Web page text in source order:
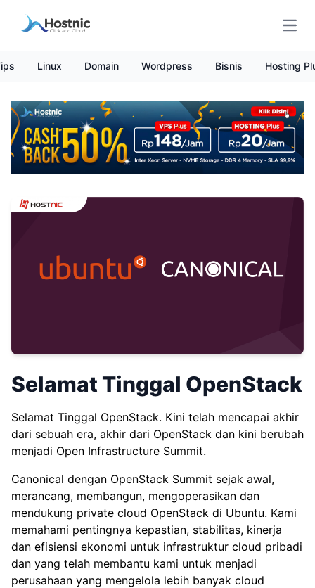
Linux Domain Wordpress Bisnis Hosting
Selamat Tinggal OpenStack
Selamat Tinggal OpenStack. Kini telah mencapai akhir
dari sebuah era, akhir dari OpenStack dan kini berubah
menjadi Open Infrastructure Summit.
Canonical dengan OpenStack Summit sejak awal,
merancang, membangun, mengoperasikan dan
mendukung private cloud OpenStack di Ubuntu. Kami
memahami pentingnya kepastian, stabilitas, kinerja
dan efisiensi ekonomi untuk infrastruktur cloud pribadi
dan yang telah membantu kami untuk menjadi
perusahaan yang mengelola lebih banyak cloud